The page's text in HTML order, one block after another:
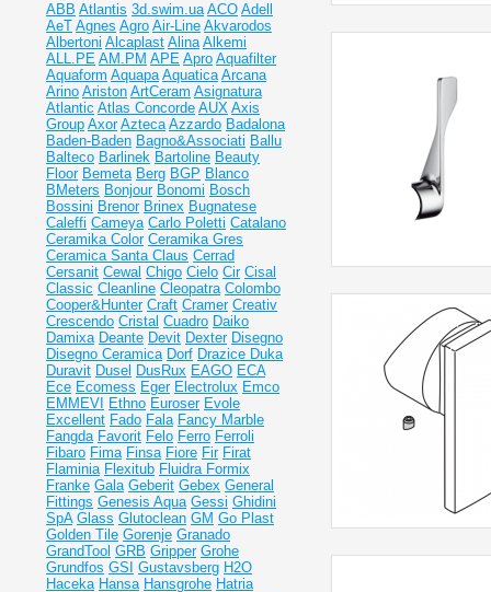
ABB Atlantis 3d.swim.ua ACO Adell
AeT Agnes Agro Air-Line Akvarodos
Albertoni Alcaplast Alina Alkemi
ALL.PE AM.PM APE Apro Aquafilter
Aquaform Aquapa Aquatica Arcana
Arino Ariston ArtCeram Asignatura
Atlantic Atlas Concorde AUX Axis
Group Axor Azteca Azzardo Badalona
Baden-Baden Bagno&Associati Ballu
Balteco Barlinek Bartoline Beauty
Floor Bemeta Berg BGP Blanco
BMeters Bonjour Bonomi Bosch
Bossini Brenor Brinex Bugnatese
Caleffi Cameya Carlo Poletti Catalano
Ceramika Color Ceramika Gres
Ceramiсa Santa Claus Cerrad
Cersanit Cewal Chigo Cielo Cir Cisal
Classic Cleanline Cleopatra Colombo
Cooper&Hunter Craft Cramer Creativ
Crescendo Cristal Cuadro Daiko
Damixa Deante Devit Dexter Disegno
Disegno Ceramica Dorf Drazice Duka
Duravit Dusel DusRux EAGO ECA
Ece Ecomess Eger Electrolux Emco
EMMEVI
Ethno Euroser Evole
Excellent Fado Fala Fancy Marble
Fangda Favorit Felo Ferro Ferroli
Fibaro Fima Finsa Fiore Fir Firat
Flaminia Flexitub Fluidra Formix
Franke Gala Geberit Gebex General
Fittings Genesis Aqua Gessi Ghidini
SpA Glass Glutoclean GM Go Plast
Golden Tile Gorenje Granado
GrandTool GRB Gripper Grohe
Grundfos GSI Gustavsberg H2O
Haceka Hansa Hansgrohe Hatria